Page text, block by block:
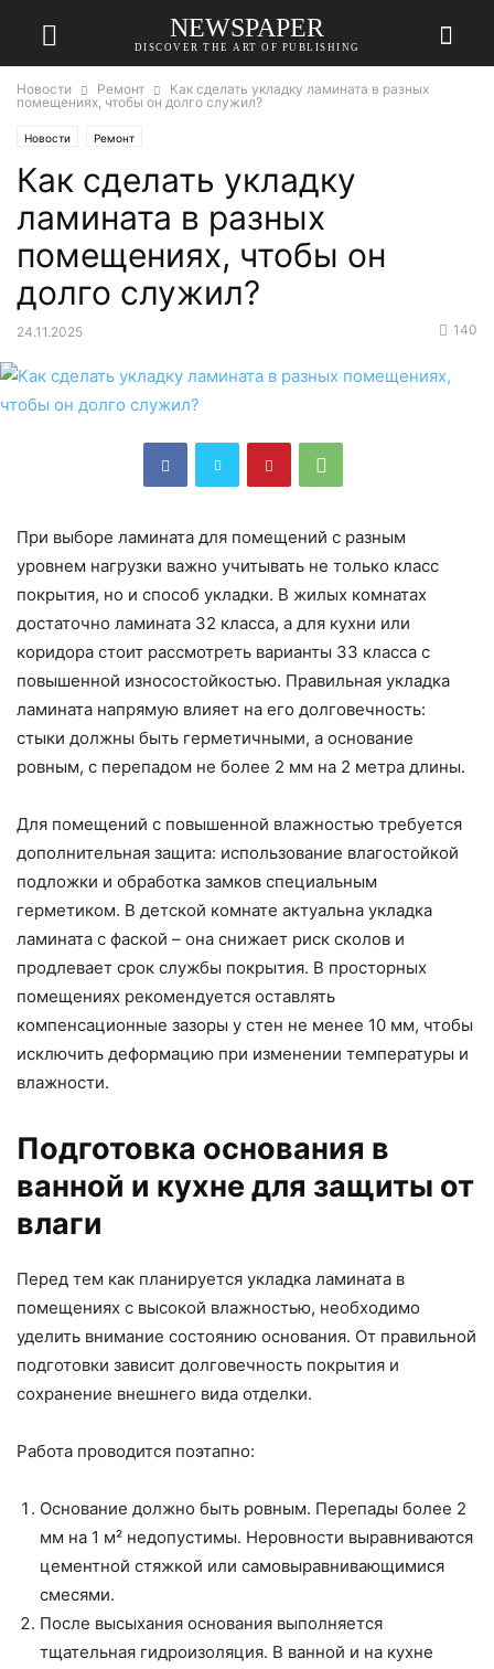
NEWSPAPER
DISCOVER THE ART OF PUBLISHING
Новости Ремонт
Как сделать укладку ламината в разных
помещениях, чтобы он долго служил?
Новости Ремонт
Как сделать укладку
ламината в разных
помещениях, чтобы он
долго служил?
24.11.2025 140
При выборе ламината для помещений с разным
уровнем нагрузки важно учитывать не только класс
покрытия, но и способ укладки. В жилых комнатах
достаточно ламината 32 класса, а для кухни или
коридора стоит рассмотреть варианты 33 класса с
повышенной износостойкостью. Правильная укладка
ламината напрямую влияет на его долговечность:
стыки должны быть герметичными, а основание
ровным, с перепадом не более 2 мм на 2 метра длины.
Для помещений с повышенной влажностью требуется
дополнительная защита: использование влагостойкой
подложки и обработка замков специальным
герметиком. В детской комнате актуальна укладка
ламината с фаской – она снижает риск сколов и
продлевает срок службы покрытия. В просторных
помещениях рекомендуется оставлять
компенсационные зазоры у стен не менее 10 мм, чтобы
исключить деформацию при изменении температуры и
влажности.
Подготовка основания в
ванной и кухне для защиты от
влаги
Перед тем как планируется укладка ламината в
помещениях с высокой влажностью, необходимо
уделить внимание состоянию основания. От правильной
подготовки зависит долговечность покрытия и
сохранение внешнего вида отделки.
Работа проводится поэтапно:
Основание должно быть ровным. Перепады более 2
мм на 1 м² недопустимы. Неровности выравниваются
цементной стяжкой или самовыравнивающимися
смесями.
После высыхания основания выполняется
тщательная гидроизоляция. В ванной и на кухне